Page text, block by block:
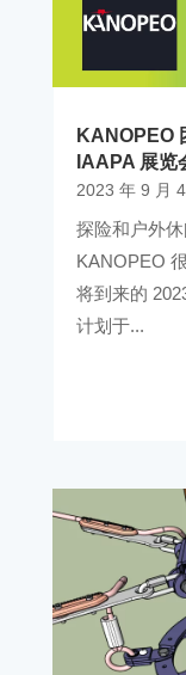
KANOPEO
IAAPA 展览
2023 年 9 月
探险和户外
KANOPEO
将到来的
计划于...